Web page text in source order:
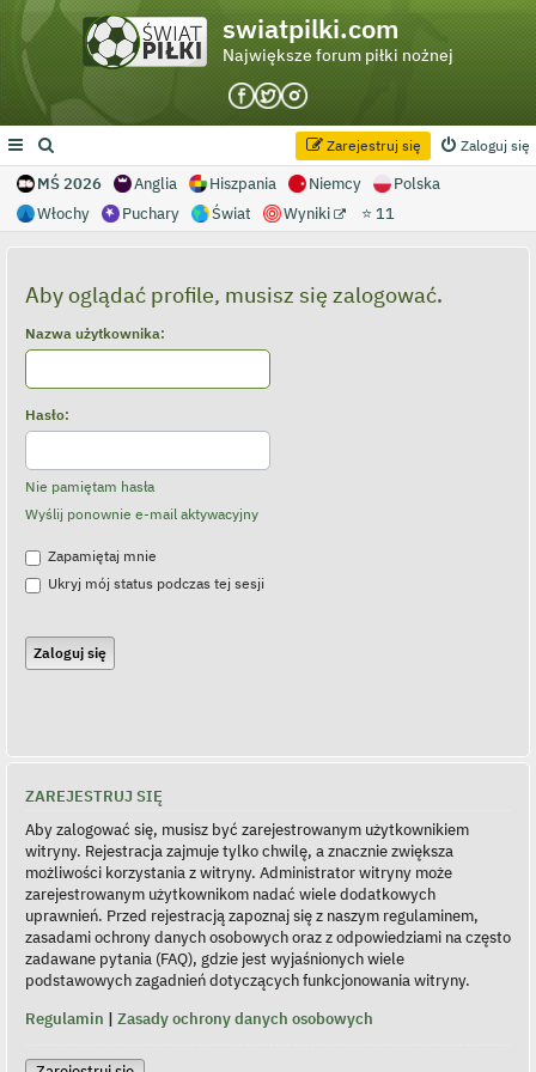
swiatpilki.com
Największe forum piłki nożnej
Zaloguj się
Zarejestruj się
MŚ 2026 Anglia Hiszpania Niemcy
Polska
Włochy
Puchary Świat Wyniki ⭐ 11
Aby oglądać profile, musisz się zalogować.
Nazwa użytkownika:
Hasło:
Nie pamiętam hasła
Wyślij ponownie e-mail aktywacyjny
Zapamiętaj mnie
Ukryj mój status podczas tej sesji
ZAREJESTRUJ SIĘ
Aby zalogować się, musisz być zarejestrowanym użytkownikiem
witryny. Rejestracja zajmuje tylko chwilę, a znacznie zwiększa
możliwości korzystania z witryny. Administrator witryny może
zarejestrowanym użytkownikom nadać wiele dodatkowych
uprawnień. Przed rejestracją zapoznaj się z naszym regulaminem,
zasadami ochrony danych osobowych oraz z odpowiedziami na często
zadawane pytania (FAQ), gdzie jest wyjaśnionych wiele
podstawowych zagadnień dotyczących funkcjonowania witryny.
Regulamin | Zasady ochrony danych osobowych